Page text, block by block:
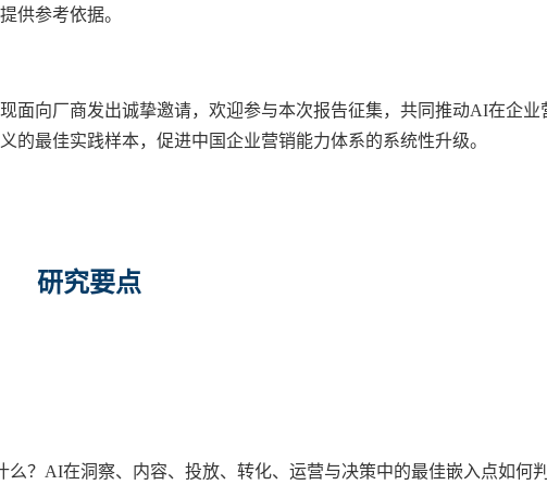
供参考依据。
面向厂商发出诚挚邀请，欢迎参与本次报告征集，共同推动AI在企业
的最佳实践样本，促进中国企业营销能力体系的系统性升级。
研究要点
？AI在洞察、内容、投放、转化、运营与决策中的最佳嵌入点如何